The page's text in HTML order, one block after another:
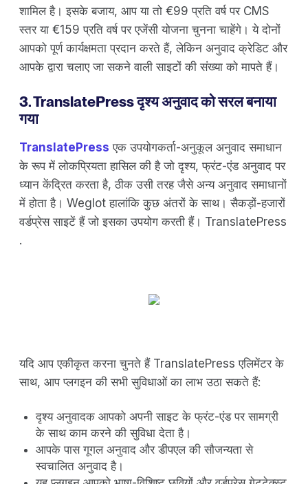
शामिल है। इसके बजाय, आप या तो €99 प्रति वर्ष पर CMS
स्तर या €159 प्रति वर्ष पर एजेंसी योजना चुनना चाहेंगे। ये दोनों
आपको पूर्ण कार्यक्षमता प्रदान करते हैं, लेकिन अनुवाद क्रेडिट और
आपके द्वारा चलाए जा सकने वाली साइटों की संख्या को मापते हैं।
3. TranslatePress दृश्य अनुवाद को सरल बनाया
गया
TranslatePress एक उपयोगकर्ता-अनुकूल अनुवाद समाधान
के रूप में लोकप्रियता हासिल की है जो दृश्य, फ्रंट-एंड अनुवाद पर
ध्यान केंद्रित करता है, ठीक उसी तरह जैसे अन्य अनुवाद समाधानों
में होता है। Weglot हालांकि कुछ अंतरों के साथ। सैकड़ों-हजारों
वर्डप्रेस साइटें हैं जो इसका उपयोग करती हैं। TranslatePress
.
यदि आप एकीकृत करना चुनते हैं TranslatePress एलिमेंटर के
साथ, आप प्लगइन की सभी सुविधाओं का लाभ उठा सकते हैं:
दृश्य अनुवादक आपको अपनी साइट के फ्रंट-एंड पर सामग्री
के साथ काम करने की सुविधा देता है।
आपके पास गूगल अनुवाद और डीपएल की सौजन्यता से
स्वचालित अनुवाद है।